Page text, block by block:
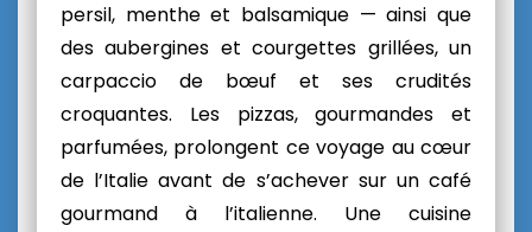
persil, menthe et balsamique — ainsi que
des aubergines et courgettes grillées, un
carpaccio de bœuf et ses crudités
croquantes. Les pizzas, gourmandes et
parfumées, prolongent ce voyage au cœur
de l’Italie avant de s’achever sur un café
gourmand à l’italienne. Une cuisine